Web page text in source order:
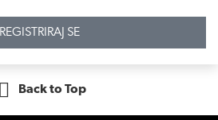
REGISTRIRAJ SE
Back to Top